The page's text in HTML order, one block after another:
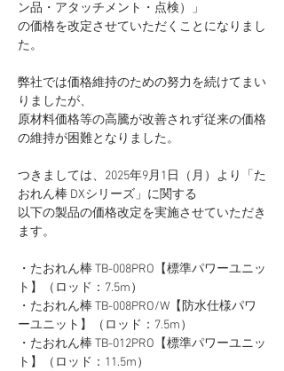
ン品・アタッチメント・点検）」
の価格を改定させていただくことになりまし
た。
弊社では価格維持のための努力を続けてまい
りましたが、
原材料価格等の高騰が改善されず従来の価格
の維持が困難となりました。
つきましては、2025年9月1日（月）より「た
おれん棒 DXシリーズ」に関する
以下の製品の価格改定を実施させていただき
ます。
・たおれん棒 TB-008PRO【標準パワーユニッ
ト】（ロッド：7.5m）
・たおれん棒 TB-008PRO/W【防水仕様パワ
ーユニット】（ロッド：7.5m）
・たおれん棒 TB-012PRO【標準パワーユニッ
ト】（ロッド：11.5m）